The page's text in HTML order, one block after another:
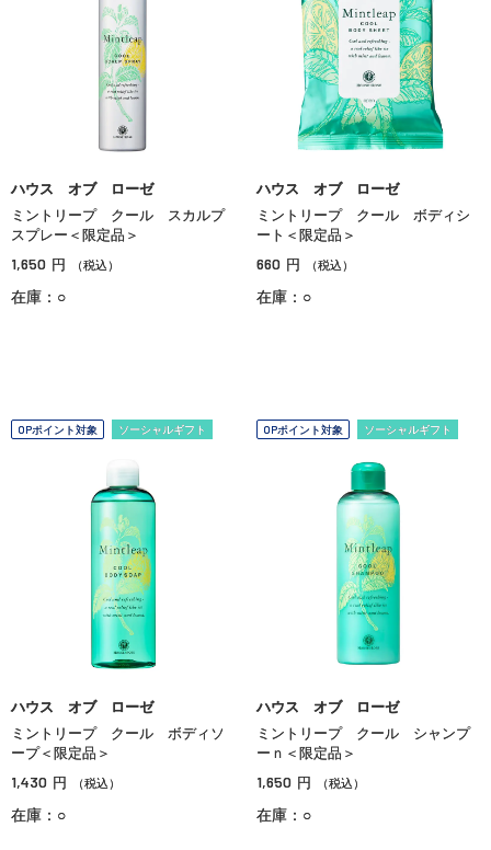
ハウス オブ ローゼ
ミントリープ クール スカルプ
スプレー＜限定品＞
1,650 円 （税込）
在庫：○
ハウス オブ ローゼ
ミントリープ クール ボディシ
ート＜限定品＞
660 円 （税込）
在庫：○
OPポイント対象 ソーシャルギフト
ハウス オブ ローゼ
ミントリープ クール ボディソ
ープ＜限定品＞
1,430 円 （税込）
在庫：○
OPポイント対象 ソーシャルギフト
ハウス オブ ローゼ
ミントリープ クール シャンプ
ーｎ＜限定品＞
1,650 円 （税込）
在庫：○